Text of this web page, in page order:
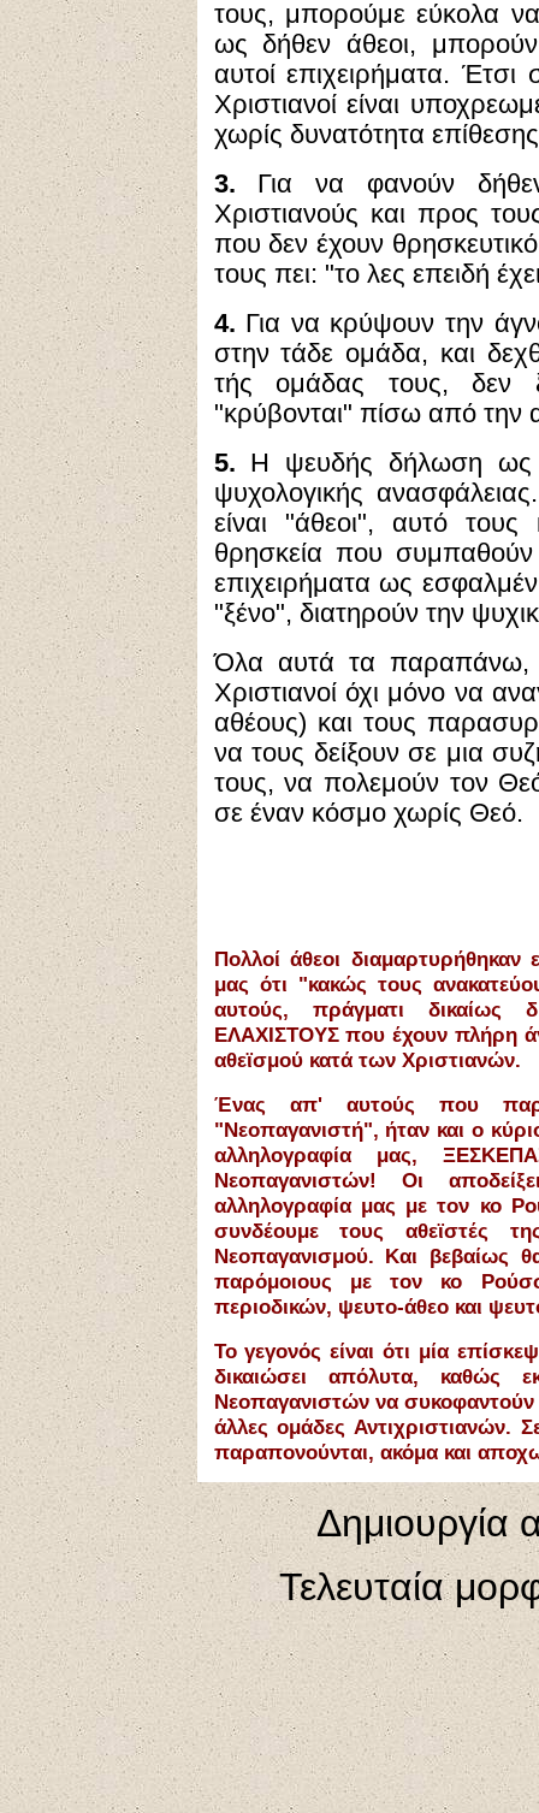
τους, μπορούμε εύκολα
ως δήθεν άθεοι,
αυτοί επιχειρήματα.
Χριστιανοί είναι
χωρίς δυνατότητα
3. Για να φανούν
Χριστιανούς και προς
που δεν έχουν
τους πει: "το λες επειδή
4. Για να κρύψουν την
στην τάδε ομάδα, και
τής ομάδας τους, δεν
"κρύβονται" πίσω από την
5. Η ψευδής δήλωση ως
ψυχολογικής
είναι "άθεοι", αυτό
θρησκεία που συμπαθούν
επιχειρήματα ως
"ξένο", διατηρούν την
Όλα αυτά τα παραπάνω,
Χριστιανοί όχι μόνο να
αθέους) και τους
να τους δείξουν σε μια
τους, να πολεμούν τον
σε έναν κόσμο χωρίς Θεό.
Πολλοί άθεοι
μας ότι "κακώς τους
αυτούς, πράγματι δικαίως
ΕΛΑΧΙΣΤΟΥΣ που έχουν πλήρη
αθεϊσμού κατά των Χριστιανών.
Ένας απ' αυτούς που
"Νεοπαγανιστή", ήταν και ο
αλληλογραφία μας,
Νεοπαγανιστών! Οι
αλληλογραφία μας με τον κο
συνδέουμε τους αθεϊστές
Νεοπαγανισμού. Και βεβαίως
παρόμοιους με τον κο
περιοδικών, ψευτο-άθεο και
Το γεγονός είναι ότι μία
δικαιώσει απόλυτα, καθώς
Νεοπαγανιστών να συκοφαντούν
άλλες ομάδες Αντιχριστιανών.
παραπονούνται, ακόμα και
Δημιουργία
Τελευταία